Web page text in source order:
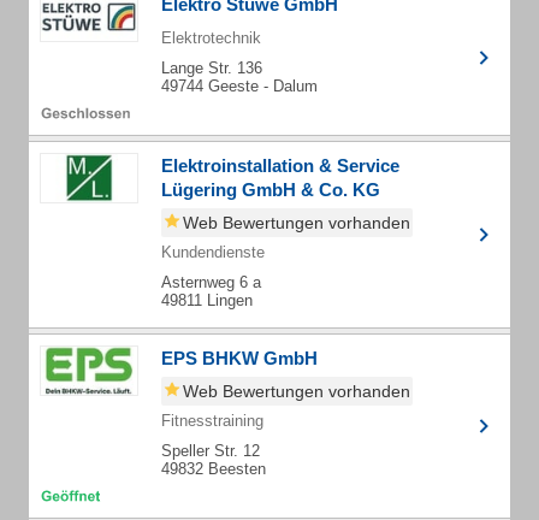
Elektro Stüwe GmbH
Elektrotechnik
Lange Str. 136
49744 Geeste - Dalum
Elektroinstallation & Service
Lügering GmbH & Co. KG
Web Bewertungen vorhanden
Kundendienste
Asternweg 6 a
49811 Lingen
EPS BHKW GmbH
Web Bewertungen vorhanden
Fitnesstraining
Speller Str. 12
49832 Beesten